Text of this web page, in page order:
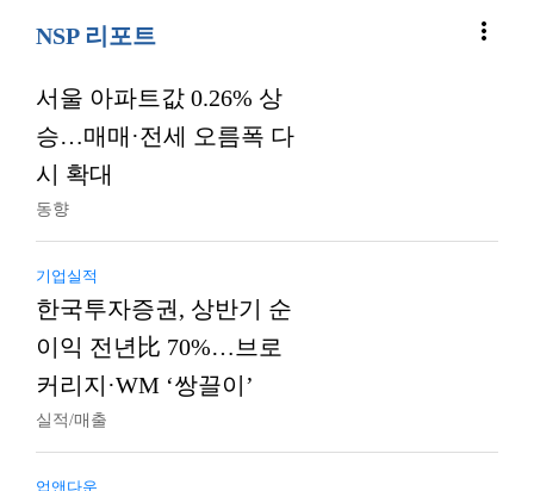
NSP 리포트 more_vert
서울 아파트값 0.26% 상
승…매매·전세 오름폭 다
시 확대
동향
기업실적
한국투자증권, 상반기 순
이익 전년比 70%…브로
커리지·WM ‘쌍끌이’
실적/매출
업앤다운